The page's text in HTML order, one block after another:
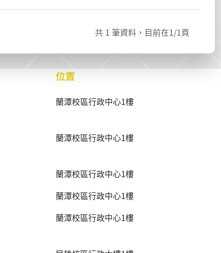
共 1 筆資料，目前在1/1頁
位置
蘭潭校區行政中心1樓
蘭潭校區行政中心1樓
蘭潭校區行政中心1樓
蘭潭校區行政中心1樓
蘭潭校區行政中心1樓